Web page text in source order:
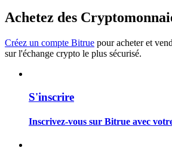
Analyse de mégadonnées, y compris
commerciales, etc.
Achetez des
Créez un compte Bitrue pour acheter et
sur l'échange crypto le plus sécurisé.
S'inscrire
Inscrivez-vous sur Bitrue avec